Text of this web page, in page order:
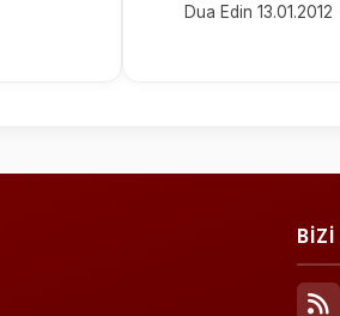
Dua Edin 13.01.2012